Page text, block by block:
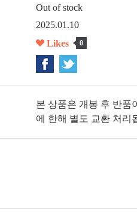
Out of stock
2025.01.10
Likes 0
본 상품은 개봉 후 반품
에 한해 별도 교환 처리